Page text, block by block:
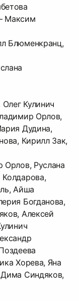
Максим
Блюменкранц,
Кулинич
Орлов,
Дудина,
Кирилл Зак,
Орлов, Руслана
Айша
Богданова,
Алексей
Хорева, Яна
Синдяков,